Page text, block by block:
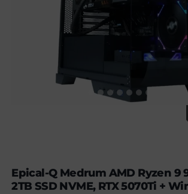
Epical-Q Medrum AMD Ryzen 9
2TB SSD NVME, RTX 5070Ti +